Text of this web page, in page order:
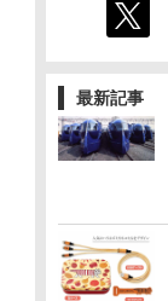
最新記事